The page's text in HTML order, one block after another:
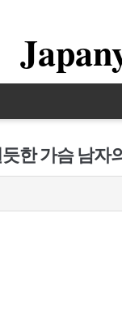
한 가슴 남자